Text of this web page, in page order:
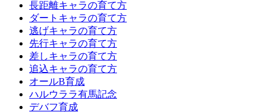
長距離キャラの育て方
ダートキャラの育て方
逃げキャラの育て方
先行キャラの育て方
差しキャラの育て方
追込キャラの育て方
オールB育成
ハルウララ有馬記念
デバフ育成